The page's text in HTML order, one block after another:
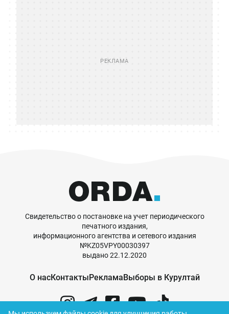
Свидетельство о постановке на учет периодического
печатного издания,
информационного агентства и сетевого издания
№KZ05VPY00030397
выдано 22.12.2020
О насКонтактыРекламаВыборы в Курултай